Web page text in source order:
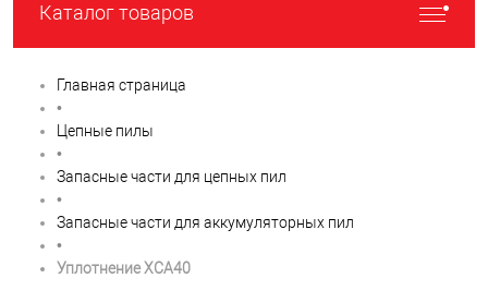
Каталог товаров
Главная страница
•
Цепные пилы
•
Запасные части для цепных пил
•
Запасные части для аккумуляторных пил
•
Уплотнение XCA40